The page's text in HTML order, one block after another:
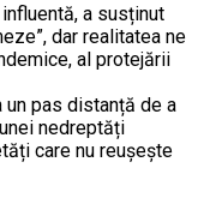
a susținut
dar realitatea ne
al protejării
pas distanță de a
nedreptăți
care nu reușește